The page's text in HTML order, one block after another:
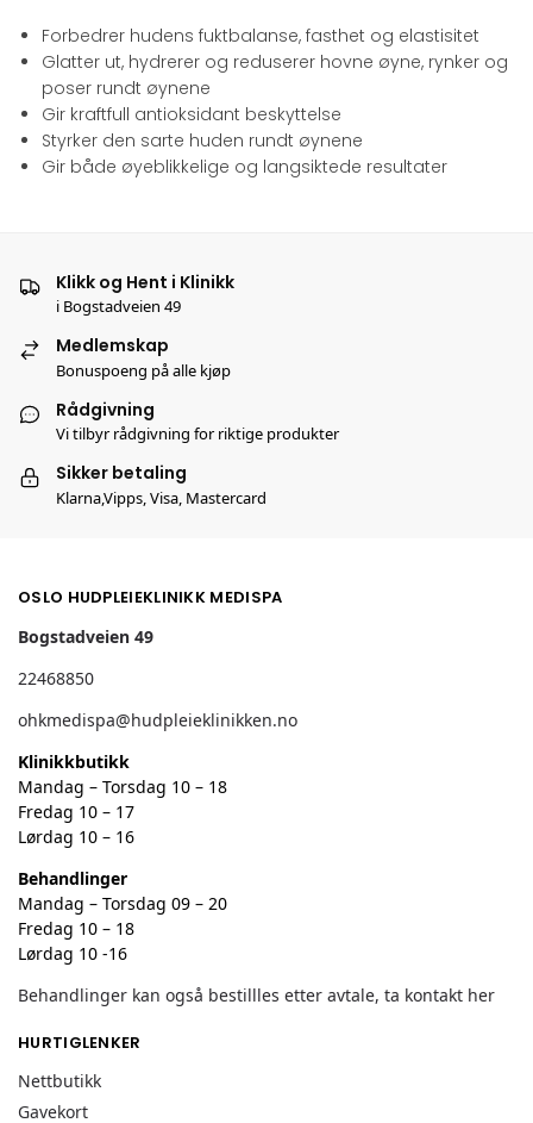
Forbedrer hudens fuktbalanse, fasthet og elastisitet
Glatter ut, hydrerer og reduserer hovne øyne, rynker og
poser rundt øynene
Gir kraftfull antioksidant beskyttelse
Styrker den sarte huden rundt øynene
Gir både øyeblikkelige og langsiktede resultater
Klikk og Hent i Klinikk
i Bogstadveien 49
Medlemskap
Bonuspoeng på alle kjøp
Rådgivning
Vi tilbyr rådgivning for riktige produkter
Sikker betaling
Klarna,Vipps, Visa, Mastercard
OSLO HUDPLEIEKLINIKK MEDISPA
Bogstadveien 49
22468850
ohkmedispa@hudpleieklinikken.no
Klinikkbutikk
Mandag – Torsdag 10 – 18
Fredag 10 – 17
Lørdag 10 – 16
Behandlinger
Mandag – Torsdag 09 – 20
Fredag 10 – 18
Lørdag 10 -16
Behandlinger kan også bestillles etter avtale, ta kontakt her
HURTIGLENKER
Nettbutikk
Gavekort